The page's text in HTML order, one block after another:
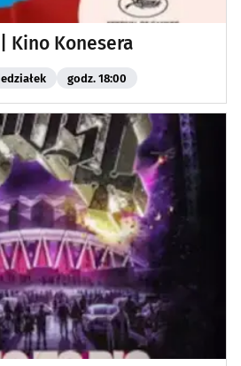
Kino Konesera
godz. 18:00